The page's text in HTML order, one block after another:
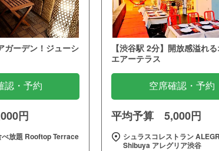
ガーデン！ジューシ
認・予約
円
べ放題 Rooftop Terrace
【渋谷駅 2分】開放感溢れ
エアーテラス
空席確認・予約
平均予算 5,000円
シュラスコレストラン
Shibuya アレグリア渋谷